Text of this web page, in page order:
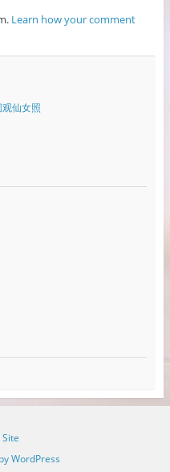
Learn how your comment
仙女照
WordPress